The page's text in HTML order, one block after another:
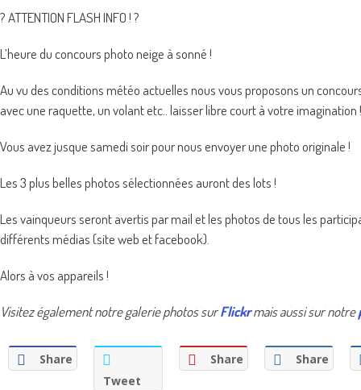
?ATTENTION FLASH INFO !?
L’heure du concours photo neige à sonné !
Au vu des conditions météo actuelles nous vous proposons un
avec une raquette, un volant etc.. laisser libre court à votre imagination !
Vous avez jusque samedi soir pour nous envoyer une photo originale !
Les 3 plus belles photos sélectionnées auront des lots !
Les vainqueurs seront avertis par mail et les photos de tous les
différents médias (site web et facebook).
Alors à vos appareils !
Visitez également notre galerie photos surFlickrmais aussi sur notre
Share
Tweet
Share Share